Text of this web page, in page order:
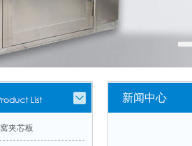
夹芯板
新闻中心